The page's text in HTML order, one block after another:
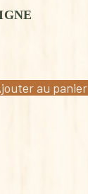
au panier